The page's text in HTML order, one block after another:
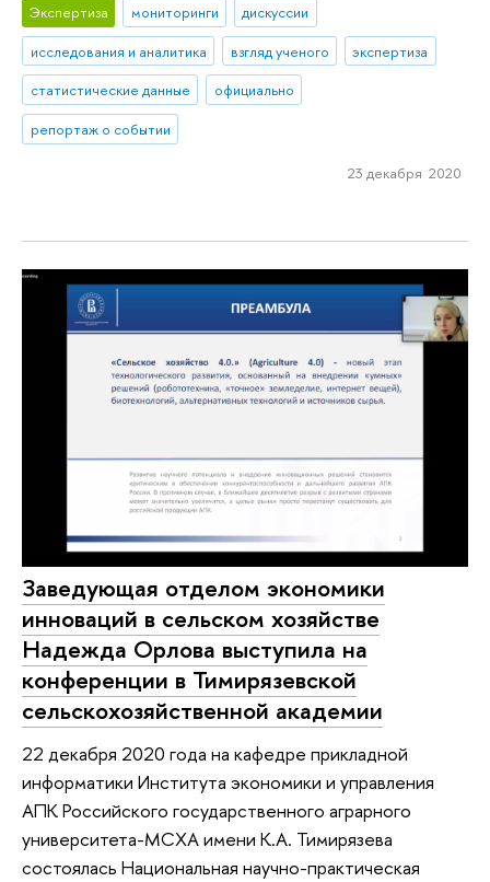
Экспертиза мониторинги
дискуссии
исследования и аналитика
взгляд ученого
экспертиза
статистические данные
официально
репортаж о событии
23 декабря 2020
Заведующая отделом экономики
инноваций в сельском хозяйстве
Надежда Орлова выступила на
конференции в Тимирязевской
сельскохозяйственной академии
22 декабря 2020 года на кафедре прикладной
информатики Института экономики и управления
АПК Российского государственного аграрного
университета-МСХА имени К.А. Тимирязева
состоялась Национальная научно-практическая